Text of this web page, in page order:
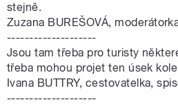
stejně.
Zuzana BUREŠOVÁ,
--------------------
Jsou tam třeba pro turisty
třeba mohou projet ten úsek
Ivana BUTTRY, cestovatelka,
--------------------